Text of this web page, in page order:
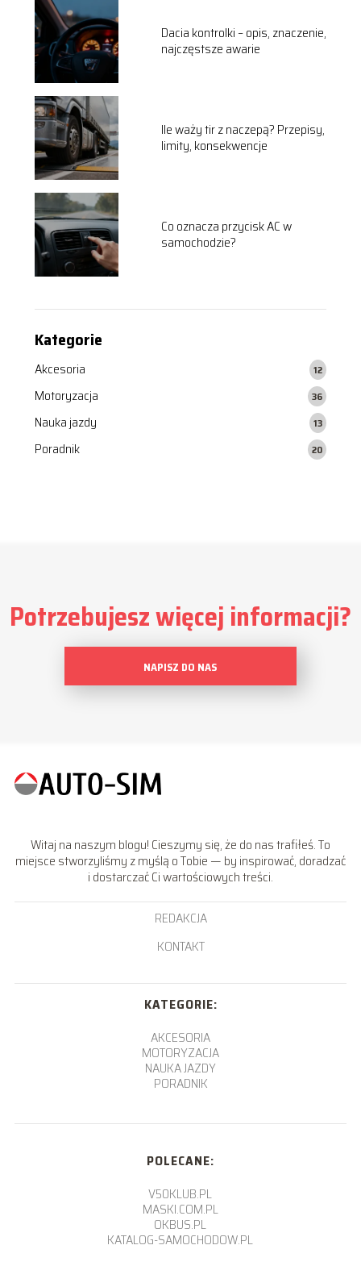
Dacia kontrolki – opis, znaczenie,
najczęstsze awarie
Ile waży tir z naczepą? Przepisy,
limity, konsekwencje
Co oznacza przycisk AC w
samochodzie?
Kategorie
Akcesoria 12
Motoryzacja 36
Nauka jazdy 13
Poradnik 20
Potrzebujesz więcej informacji?
NAPISZ DO NAS
Witaj na naszym blogu! Cieszymy się, że do nas trafiłeś. To
miejsce stworzyliśmy z myślą o Tobie — by inspirować, doradzać
i dostarczać Ci wartościowych treści.
REDAKCJA
KONTAKT
KATEGORIE:
AKCESORIA
MOTORYZACJA
NAUKA JAZDY
PORADNIK
POLECANE:
V50KLUB.PL
MASKI.COM.PL
OKBUS.PL
KATALOG-SAMOCHODOW.PL